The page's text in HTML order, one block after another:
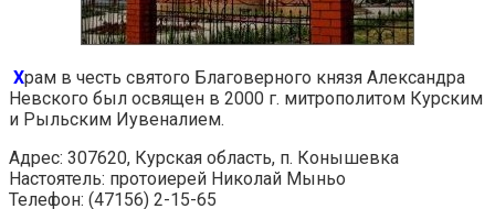
Храм в честь святого Благоверного князя Александра
Невского был освящен в 2000 г. митрополитом Курским
и Рыльским Иувеналием.
Адрес: 307620, Курская область, п. Конышевка
Настоятель: протоиерей Николай Мыньо
Телефон: (47156) 2-15-65